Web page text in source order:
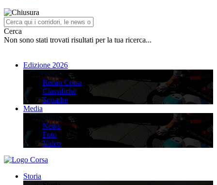
Cerca
Non sono stati trovati risultati per la tua ricerca...
Edizione 2026
Edizione 2026
Recap Corsa
Classifiche
Squadre
Media
Media
News
Foto
Video
Storia